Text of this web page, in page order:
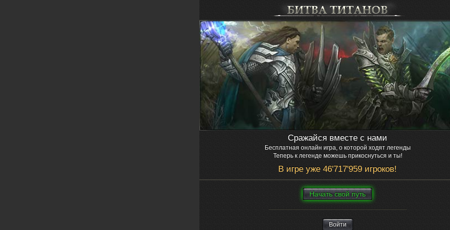
Сражайся вместе с нами
Бесплатная онлайн игра, о которой ходят легенды
Теперь к легенде можешь прикоснуться и ты!
В игре уже 46'717'959 игроков!
Нaчaть свой путь
Войти